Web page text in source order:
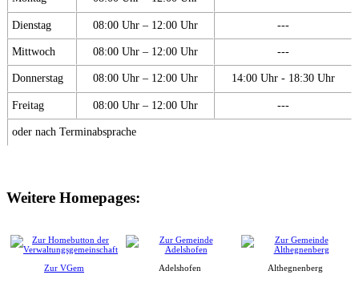
Dienstag 08:00 Uhr – 12:00 Uhr ---
Mittwoch 08:00 Uhr – 12:00 Uhr ---
Donnerstag 08:00 Uhr – 12:00 Uhr 14:00 Uhr - 18:30 Uhr
Freitag 08:00 Uhr – 12:00 Uhr ---
oder nach Terminabsprache
Weitere Homepages:
Zur VGem Adelshofen Althegnenberg